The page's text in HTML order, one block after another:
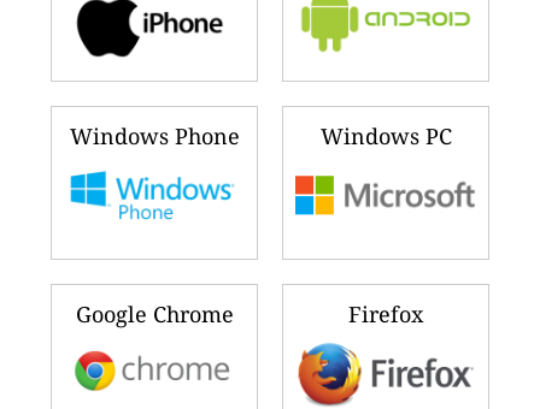
Windows Phone Windows PC
Google Chrome Firefox